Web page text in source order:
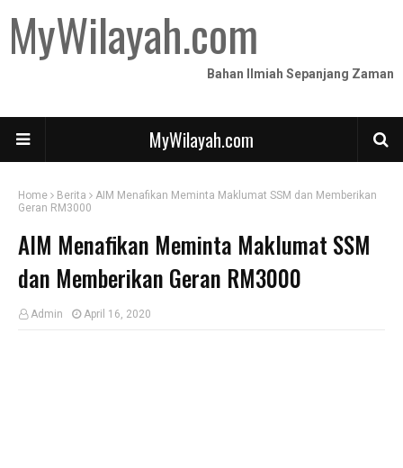
MyWilayah.com
Bahan Ilmiah Sepanjang Zaman
MyWilayah.com
Home Berita
AIM Menafikan Meminta Maklumat SSM dan Memberikan
Geran RM3000
AIM Menafikan Meminta Maklumat SSM
dan Memberikan Geran RM3000
Admin April 16, 2020